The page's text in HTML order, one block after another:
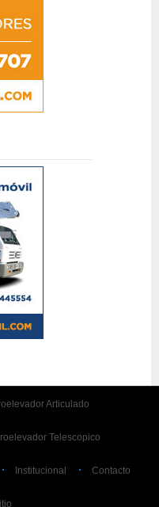
Articulado
Telescopico
Institucional Contacto